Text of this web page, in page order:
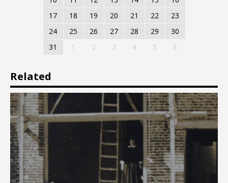
17
18 19 20 21 22
23
24
25 26 27 28 29
30
31
1 2 3 4 5 6
Related